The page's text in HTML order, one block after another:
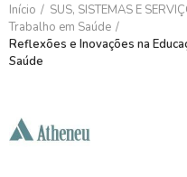
Início
SUS, SISTEMAS E
Trabalho em Saúde
Reflexões e Inovações na
Saúde